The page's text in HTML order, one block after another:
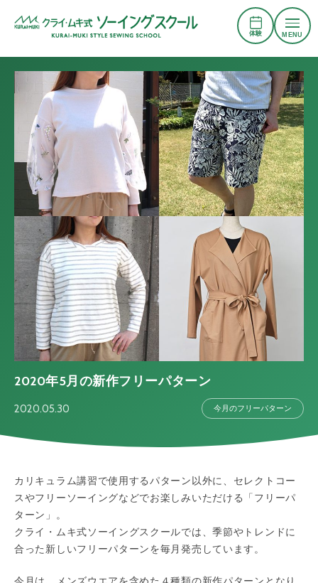
体験 MENU
2020年5月の新作フリーパターン
2020.05.30 今月のフリーパターン
カリキュラム講習で使用するパターン以外に、セレクトコー
スやフリーソーイングなどでお楽しみいただける「フリーパ
ターン」。
クライ・ムキ式ソーイングスクールでは、季節やトレンドに
合った新しいフリーパターンを毎月発売しています。